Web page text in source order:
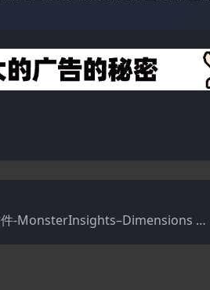
-MonsterInsights–Dimensions
拓展)